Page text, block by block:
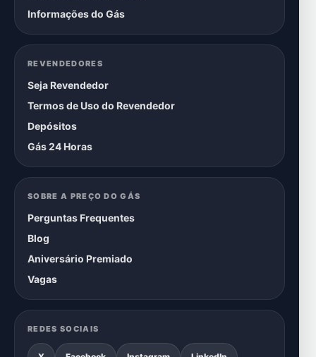
Informações do Gás
REVENDEDORES
Seja Revendedor
Termos de Uso do Revendedor
Depósitos
Gás 24 Horas
SOBRE A PREÇO DO GÁS
Perguntas Frequentes
Blog
Aniversário Premiado
Vagas
REDES SOCIAIS